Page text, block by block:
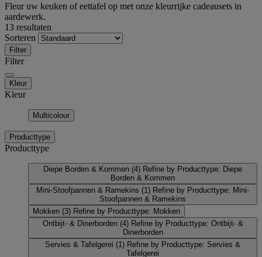
Fleur uw keuken of eettafel op met onze kleurrijke cadeausets in
aardewerk.
13 resultaten
Sorteren
Filter
Filter
Kleur
Kleur
Multicolour
Producttype
Producttype
Diepe Borden & Kommen (4) Refine by Producttype: Diepe
Borden & Kommen
Mini-Stoofpannen & Ramekins (1) Refine by Producttype: Mini-
Stoofpannen & Ramekins
Mokken (3) Refine by Producttype: Mokken
Ontbijt- & Dinerborden (4) Refine by Producttype: Ontbijt- &
Dinerborden
Servies & Tafelgerei (1) Refine by Producttype: Servies &
Tafelgerei